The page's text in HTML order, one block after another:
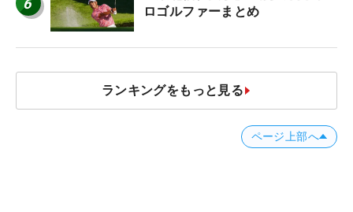
6
ロゴルファーまとめ
ランキングをもっと見る
ページ上部へ